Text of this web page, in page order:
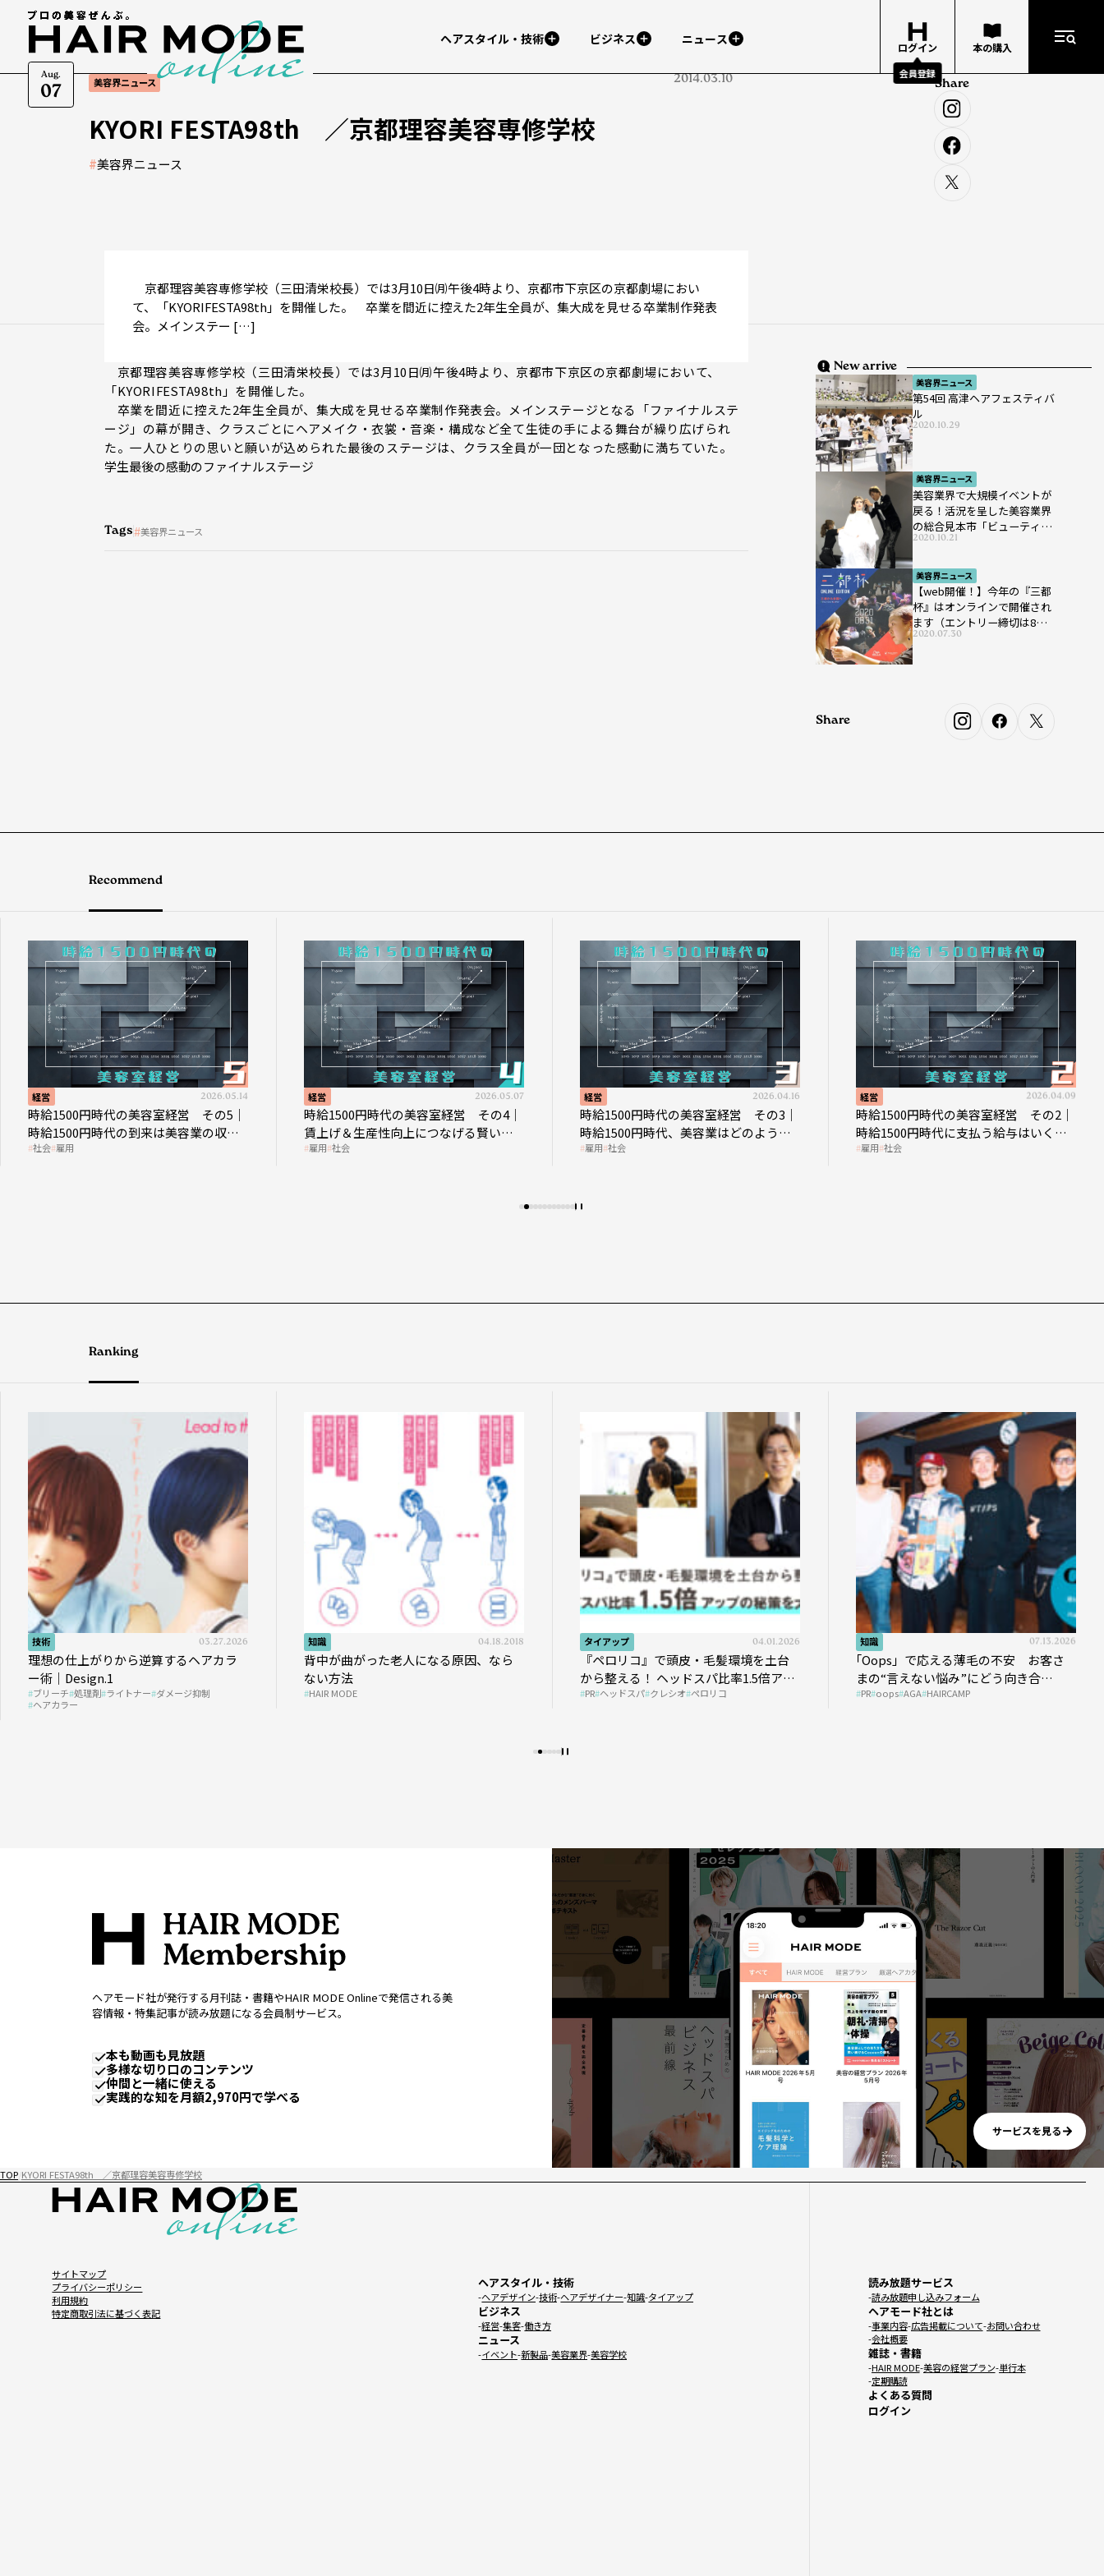
Aug.
07
ヘアスタイル・技術 ビジネス ニュース
ログイン
会員登録
本の購入
美容界ニュース 2014.03.10
KYORI FESTA98th ／京都理容美容専修学校
#美容界ニュース
Share
京都理容美容専修学校（三田清栄校長）では3月10日㈪午後4時より、京都市下京区の京都劇場におい
て、「KYORIFESTA98th」を開催した。 卒業を間近に控えた2年生全員が、集大成を見せる卒業制作発表
会。メインステー […]
京都理容美容専修学校（三田清栄校長）では3月10日㈪午後4時より、京都市下京区の京都劇場において、
「KYORIFESTA98th」を開催した。
卒業を間近に控えた2年生全員が、集大成を見せる卒業制作発表会。メインステージとなる「ファイナルステ
ージ」の幕が開き、クラスごとにヘアメイク・衣裳・音楽・構成など全て生徒の手による舞台が繰り広げられ
た。一人ひとりの思いと願いが込められた最後のステージは、クラス全員が一団となった感動に満ちていた。
学生最後の感動のファイナルステージ
Tags 美容界ニュース
New arrive
美容界ニュース
第54回 高津ヘアフェスティバ
ル
2020.10.29
美容界ニュース
美容業界で大規模イベントが
戻る！活況を呈した美容業界
の総合見本市「ビューティー
ワールド ジャパン ウエス
ト」が開催
2020.10.21
美容界ニュース
【web開催！】今年の『三都
杯』はオンラインで開催され
ます（エントリー締切は8月7
日まで）
2020.07.30
Share
Recommend
経営 2026.05.14
時給1500円時代の美容室経営 その5｜
時給1500円時代の到来は美容業の収益
構造を見直す契機
社会 雇用
経営 2026.05.07
時給1500円時代の美容室経営 その4｜
賃上げ＆生産性向上につなげる賢い助
成金活用
雇用 社会
経営 2026.04.16
時給1500円時代の美容室経営 その3｜
時給1500円時代、美容業はどのような
影響を受けるのか？
雇用 社会
経営 2026.04.09
時給1500円時代の美容室経営 その2｜
時給1500円時代に支払う給与はいくら
なのか
雇用 社会
Ranking
技術 03.27.2026
理想の仕上がりから逆算するヘアカラ
ー術｜Design.1
ブリーチ 処理剤 ライトナー ダメージ抑制
ヘアカラー
知識 04.18.2018
背中が曲がった老人になる原因、なら
ない方法
HAIR MODE
タイアップ 04.01.2026
『ペロリコ』で頭皮・毛髪環境を土台
から整える！ ヘッドスパ比率1.5倍アッ
プの秘策を大公開
PR ヘッドスパ クレシオ ペロリコ
知識 07.13.2026
｢Oops」で応える薄毛の不安 お客さ
まの“言えない悩み”にどう向き合
う？ ＃01
PR oops AGA HAIRCAMP
ヘアモード社が発行する月刊誌・書籍やHAIR MODE Onlineで発信される美
容情報・特集記事が読み放題になる会員制サービス。
本も動画も見放題
多様な切り口のコンテンツ
仲間と一緒に使える
実践的な知を月額2,970円で学べる
サービスを見る
TOP KYORI FESTA98th ／京都理容美容専修学校
サイトマップ
プライバシーポリシー
利用規約
特定商取引法に基づく表記
ヘアスタイル・技術
ヘアデザイン 技術 ヘアデザイナー 知識 タイアップ
ビジネス
経営 集客 働き方
ニュース
イベント 新製品 美容業界 美容学校
読み放題サービス
読み放題申し込みフォーム
ヘアモード社とは
事業内容 広告掲載について お問い合わせ
会社概要
雑誌・書籍
HAIR MODE 美容の経営プラン 単行本
定期購読
よくある質問
ログイン